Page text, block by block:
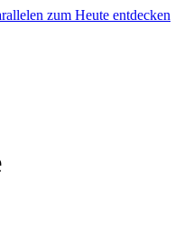
zum Heute entdecken